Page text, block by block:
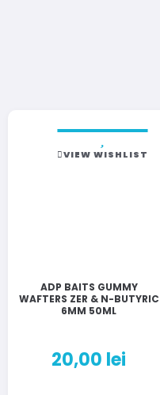
VIEW WISHLIST
ADP BAITS GUMMY
WAFTERS ZER & N-BUTYRIC
6MM 50ML
20,00 lei